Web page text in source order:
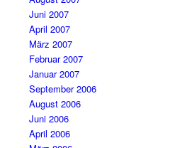
Juni 2007
April 2007
März 2007
Februar 2007
Januar 2007
September 2006
August 2006
Juni 2006
April 2006